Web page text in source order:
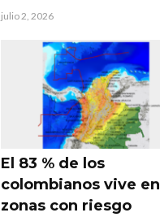
julio 2, 2026
El 83 % de los
colombianos vive en
zonas con riesgo